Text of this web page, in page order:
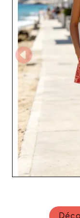
MP saura répondre
produits traduisent
aux prix
attractives et une
choisissant MP,
comprend les
dans le
partenariat avec
offre des articles
renforceront la